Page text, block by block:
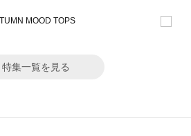
特集一覧を見る